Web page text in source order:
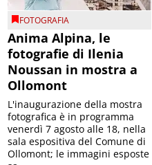
FOTOGRAFIA
Anima Alpina, le
fotografie di Ilenia
Noussan in mostra a
Ollomont
L'inaugurazione della mostra
fotografica è in programma
venerdì 7 agosto alle 18, nella
sala espositiva del Comune di
Ollomont; le immagini esposte